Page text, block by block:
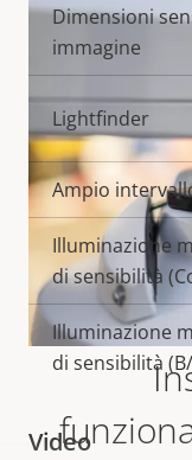
proprietà
Dimensioni
immagine
Lightfinder
Ampio
Illuminazione
di sensibilità
Illuminazione
di sensibilità
Video